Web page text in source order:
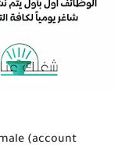
(account